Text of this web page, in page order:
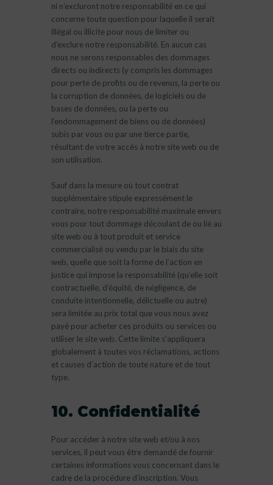
ni n’excluront notre responsabilité en ce qui
concerne toute question pour laquelle il serait
illégal ou illicite pour nous de limiter ou
d’exclure notre responsabilité. En aucun cas
nous ne serons responsables des dommages
directs ou indirects (y compris les dommages
pour perte de profits ou de revenus, la perte ou
la corruption de données, de logiciels ou de
bases de données, ou la perte ou
l’endommagement de biens ou de données)
subis par vous ou par une tierce partie,
résultant de votre accès à notre site web ou de
son utilisation.
Sauf dans la mesure où tout contrat
supplémentaire stipule expressément le
contraire, notre responsabilité maximale envers
vous pour tout dommage découlant de ou lié au
site web ou à tout produit et service
commercialisé ou vendu par le biais du site
web, quelle que soit la forme de l’action en
justice qui impose la responsabilité (qu’elle soit
contractuelle, d’équité, de négligence, de
conduite intentionnelle, délictuelle ou autre)
sera limitée au prix total que vous nous avez
payé pour acheter ces produits ou services ou
utiliser le site web. Cette limite s’appliquera
globalement à toutes vos réclamations, actions
et causes d’action de toute nature et de tout
type.
10. Confidentialité
Pour accéder à notre site web et/ou à nos
services, il peut vous être demandé de fournir
certaines informations vous concernant dans le
cadre de la procédure d’inscription. Vous